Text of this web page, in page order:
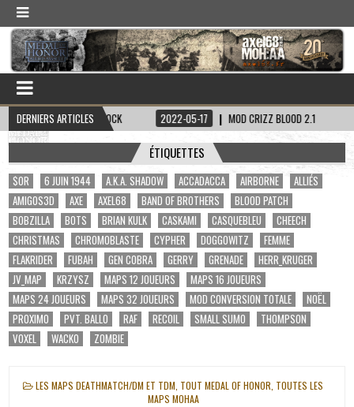
DERNIERS ARTICLES
HADDOCK 2022-05-17 MOD CRIZZ BLOOD 2.1 2022-05-01
ÉTIQUETTES
$OR 6 JUIN 1944 A.K.A. SHADOW ACCADACCA AIRBORNE
ALLIÉS
AMIGOS3D
AXE AXEL68 BAND OF BROTHERS
BLOOD PATCH
BOBZILLA
BOTS BRIAN KULK CASKAMI CASQUEBLEU
CHEECH
CHRISTMAS
CHROMOBLASTE CYPHER DOGGOWITZ
FEMME
FLAKRIDER
FUBAH GEN COBRA GERRY GRENADE
HERR_KRUGER
JV_MAP
KRZYSZ MAPS 12 JOUEURS
MAPS 16 JOUEURS
MAPS 24 JOUEURS
MAPS 32 JOUEURS MOD CONVERSION TOTALE
NOËL
PROXIMO
PVT. BALLO RAF RECOIL SMALL SUMO
THOMPSON
VOXEL
WACKO ZOMBIE
POSTED
LES MAPS DEATHMATCH/DM ET TDM TOUT MEDAL OF HONOR TOUTES LES
MAPS MOHAA